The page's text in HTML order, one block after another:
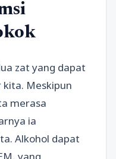
zat yang dapat
Meskipun
merasa
ia
Alkohol dapat